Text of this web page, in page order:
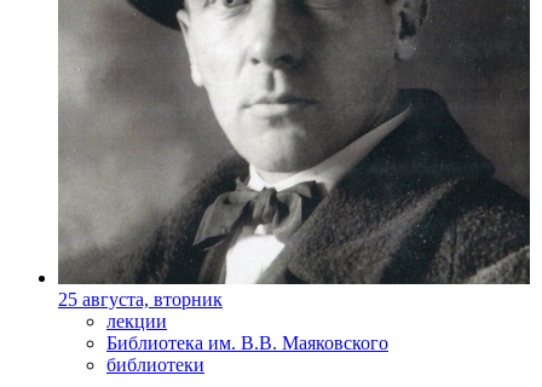
25 августа, вторник
лекции
Библиотека им. В.В. Маяковского
библиотеки